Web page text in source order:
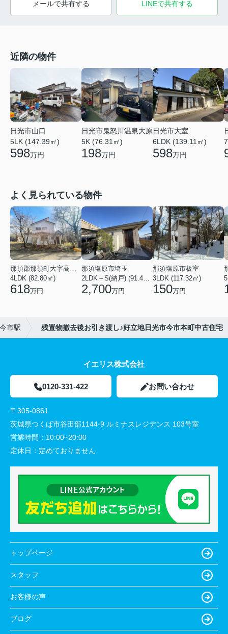
メールで共有する LINEで共有する
近隣の物件
日光市山口
5LK (147.39㎡)
598万円
日光市鬼怒川温泉大原
5K (76.31㎡)
198万円
日光市大室
6LDK (139.11㎡)
598万円
よく見られている物件
那須郡那須町大字高久乙
4LDK (82.80㎡)
618万円
那須塩原市埼玉
2LDK＋S(納戸) (91.44㎡)
2,700万円
那須塩原市板室
3LDK (117.32㎡)
150万円
市駅 残置物撤去後お引き渡し♪好立地日光市今市本町中古住宅
イエリス株式会社
0120-331-422 お問い合わせ
〒305-0861
茨城県つくば市谷田部1144-9 ルミナスレジデンス 103号室
営業時間： 10:00~20:00
定休日： 定めておりません
トップページ
スタッフ
お客様の声
ブログ